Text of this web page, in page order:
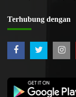
Terhubung dengan